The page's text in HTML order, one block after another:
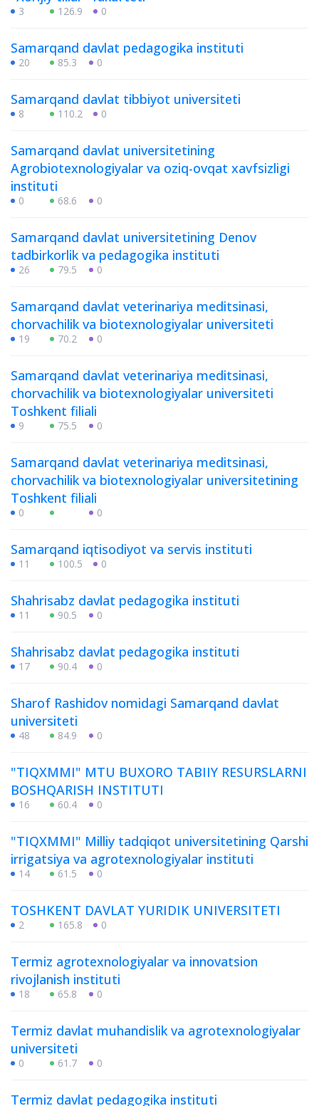
3 126.9 0
Samarqand davlat pedagogika instituti
20 85.3 0
Samarqand davlat tibbiyot universiteti
8 110.2 0
Samarqand davlat universitetining
Agrobiotexnologiyalar va oziq-ovqat xavfsizligi
instituti
0 68.6 0
Samarqand davlat universitetining Denov
tadbirkorlik va pedagogika instituti
26 79.5 0
Samarqand davlat veterinariya meditsinasi,
chorvachilik va biotexnologiyalar universiteti
19 70.2 0
Samarqand davlat veterinariya meditsinasi,
chorvachilik va biotexnologiyalar universiteti
Toshkent filiali
9 75.5 0
Samarqand davlat veterinariya meditsinasi,
chorvachilik va biotexnologiyalar universitetining
Toshkent filiali
0 0
Samarqand iqtisodiyot va servis instituti
11 100.5 0
Shahrisabz davlat pedagogika instituti
11 90.5 0
Shahrisabz davlat pedagogika instituti
17 90.4 0
Sharof Rashidov nomidagi Samarqand davlat
universiteti
48 84.9 0
"TIQXMMI" MTU BUXORO TABIIY RESURSLARNI
BOSHQARISH INSTITUTI
16 60.4 0
"TIQXMMI" Milliy tadqiqot universitetining Qarshi
irrigatsiya va agrotexnologiyalar instituti
14 61.5 0
TOSHKENT DAVLAT YURIDIK UNIVERSITETI
2 165.8 0
Termiz agrotexnologiyalar va innovatsion
rivojlanish instituti
18 65.8 0
Termiz davlat muhandislik va agrotexnologiyalar
universiteti
0 61.7 0
Termiz davlat pedagogika instituti